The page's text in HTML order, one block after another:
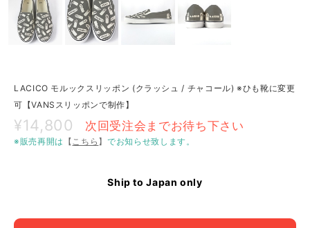
LACICO モルックスリッポン (クラッシュ / チャコール) ※ひも靴に変更
可【VANSスリッポンで制作】
¥14,800 次回受注会までお待ち下さい
※販売再開は 【こちら 】でお知らせ致します。
Ship to Japan only